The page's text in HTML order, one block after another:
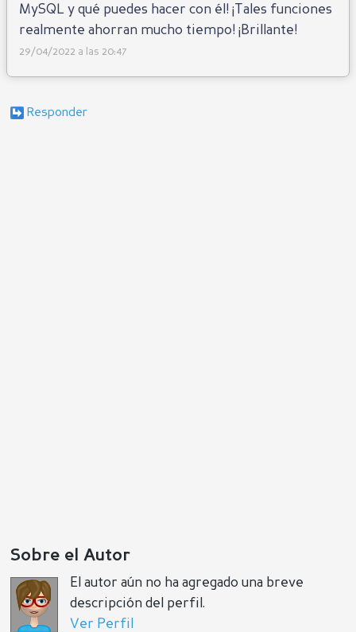
MySQL y qué puedes hacer con él! ¡Tales funciones
realmente ahorran mucho tiempo! ¡Brillante!
29/04/2022 a las 20:47
Sobre el Autor
El autor aún no ha agregado una breve
descripción del perfil.
Ver Perfil